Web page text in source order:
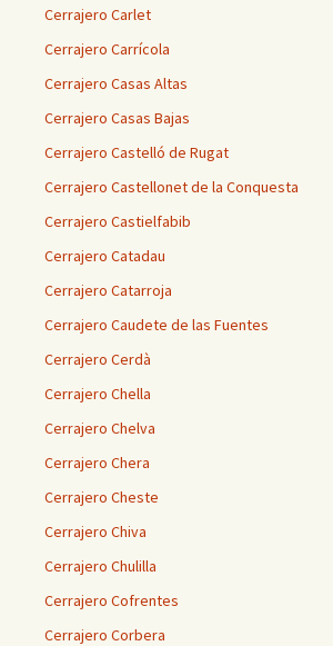
Cerrajero Carlet
Cerrajero Carrícola
Cerrajero Casas Altas
Cerrajero Casas Bajas
Cerrajero Castelló de Rugat
Cerrajero Castellonet de la Conquesta
Cerrajero Castielfabib
Cerrajero Catadau
Cerrajero Catarroja
Cerrajero Caudete de las Fuentes
Cerrajero Cerdà
Cerrajero Chella
Cerrajero Chelva
Cerrajero Chera
Cerrajero Cheste
Cerrajero Chiva
Cerrajero Chulilla
Cerrajero Cofrentes
Cerrajero Corbera